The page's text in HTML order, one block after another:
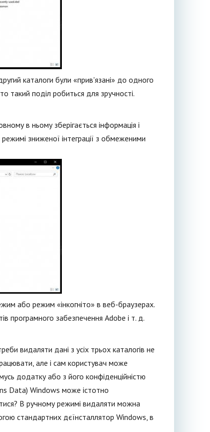
каталоги були «прив'язані» до одного
такий поділ робиться для зручності.
в ньому зберігається інформація і
зниженої інтеграції з обмеженими
або режим «інкогніто» в веб-браузерах.
програмного забезпечення Adobe і т. д.
видаляти дані з усіх трьох каталогів не
але і сам користувач може
додатку або з його конфіденційністю
Data) Windows може істотно
В ручному режимі видаляти можна
стандартних дєїнсталлятор Windows, в